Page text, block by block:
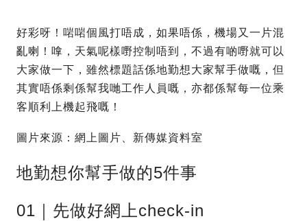
好彩呀！啱啱個風打唔成，如果唔係，機場又一片混
亂喇！嗱，天氣呢樣嘢控制唔到，不過有啲嘢就可以
大家做一下，雖然標題話係地勤想大家幫手做嘅，但
其實唔係剩係幫我哋工作人員嘅，亦都係幫每一位乘
客順利上機起飛嘅！
圖片來源：網上圖片、新傳媒資料室
地勤想你幫手做的5件事
01｜先做好網上check-in